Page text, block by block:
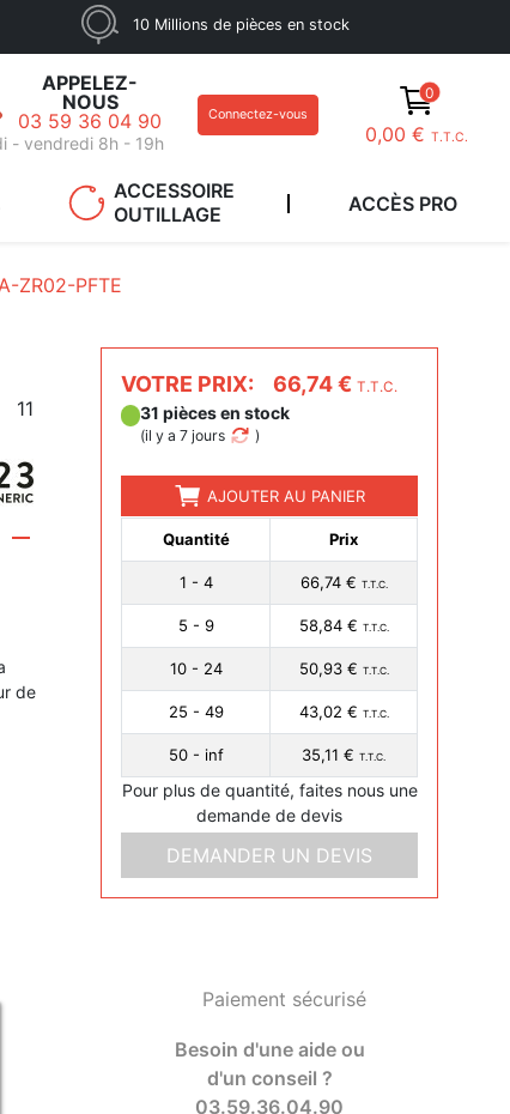
10 Millions de pièces en stock
APPELEZ-
NOUS
03 59 36 04 90
- vendredi 8h - 19h
Connectez-vous
0
0,00 € T.T.C.
ACCESSOIRE
OUTILLAGE
ACCÈS PRO
ZR02-PFTE
11
de
VOTRE PRIX: 66,74 € T.T.C.
31 pièces en stock
(il y a 7 jours )
AJOUTER AU PANIER
Quantité Prix
1 - 4 66,74 € T.T.C.
5 - 9 58,84 € T.T.C.
10 - 24 50,93 € T.T.C.
25 - 49 43,02 € T.T.C.
50 - inf 35,11 € T.T.C.
Pour plus de quantité, faites nous une
demande de devis
DEMANDER UN DEVIS
Paiement sécurisé
Besoin d'une aide ou
d'un conseil ?
03.59.36.04.90